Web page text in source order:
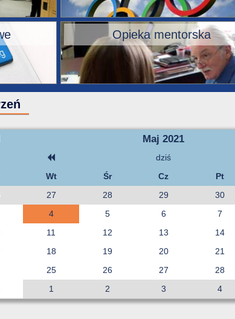
Opieka mentorska
Maj 2021
dziś
Wt Śr Cz Pt
27 28 29 30
4 5 6 7
11 12 13 14
18 19 20 21
25 26 27 28
1 2 3 4